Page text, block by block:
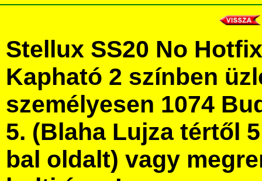
Stellux SS20 No
Kapható 2 színben
személyesen 1074
5. (Blaha Lujza tértől
bal oldalt) vagy